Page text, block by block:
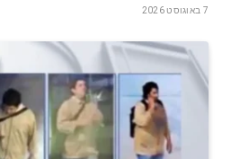
7 באוגוסט 2026